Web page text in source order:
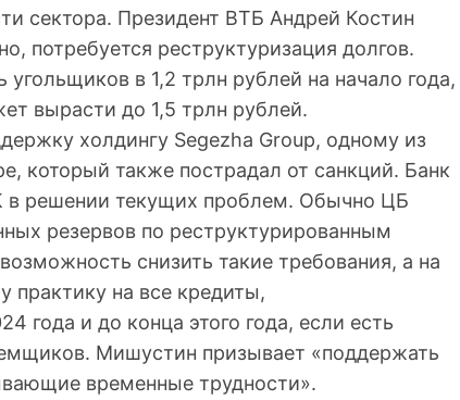
сектора. Президент ВТБ Андрей Костин
потребуется реструктуризация долгов.
в 1,2 трлн рублей на начало года,
вырасти до 1,5 трлн рублей.
холдингу Segezha Group, одному из
который также пострадал от санкций. Банк
в решении текущих проблем. Обычно ЦБ
резервов по реструктурированным
снизить такие требования, а на
практику на все кредиты,
года и до конца этого года, если есть
Мишустин призывает «поддержать
временные трудности».